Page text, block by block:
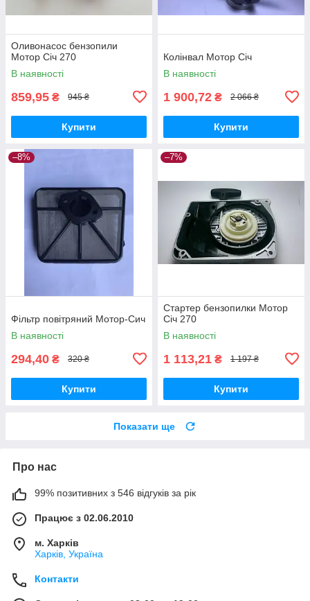
Оливонасос бензопили
Мотор Січ 270
В наявності
859,95 ₴ 945 ₴
Купити
Колінвал Мотор Січ
В наявності
1 900,72 ₴ 2 066 ₴
Купити
–8%
Фільтр повітряний Мотор-Сич
В наявності
294,40 ₴ 320 ₴
Купити
–7%
Стартер бензопилки Мотор
Січ 270
В наявності
1 113,21 ₴ 1 197 ₴
Купити
Показати ще
Про нас
99% позитивних з 546 відгуків за рік
Працює з 02.06.2010
м. Харків
Харків, Україна
Контакти